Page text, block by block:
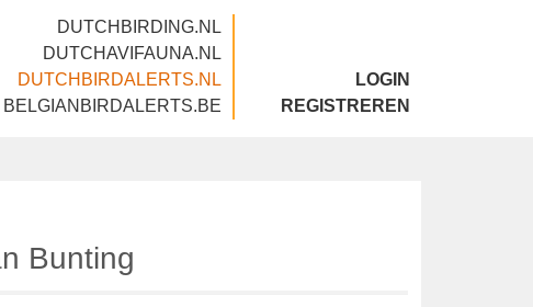
DUTCHBIRDING.NL
DUTCHAVIFAUNA.NL
DUTCHBIRDALERTS.NL
BELGIANBIRDALERTS.BE
LOGIN
REGISTREREN
Bunting